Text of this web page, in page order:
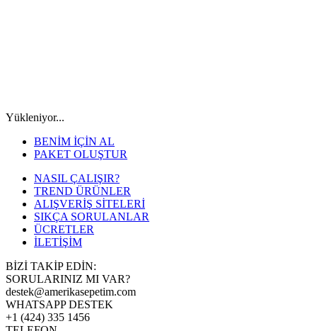
Yükleniyor...
BENİM İÇİN AL
PAKET OLUŞTUR
NASIL ÇALIŞIR?
TREND ÜRÜNLER
ALIŞVERİŞ SİTELERİ
SIKÇA SORULANLAR
ÜCRETLER
İLETİŞİM
BİZİ TAKİP EDİN:
SORULARINIZ MI VAR?
destek@amerikasepetim.com
WHATSAPP DESTEK
+1 (424) 335 1456